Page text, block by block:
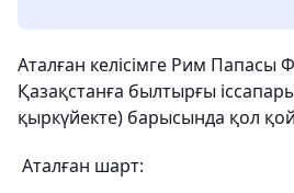
Аталған келісімге Рим Папасы
Қазақстанға былтырғы
қыркүйекте) барысында қол
Аталған шарт: